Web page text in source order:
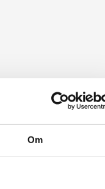
Om